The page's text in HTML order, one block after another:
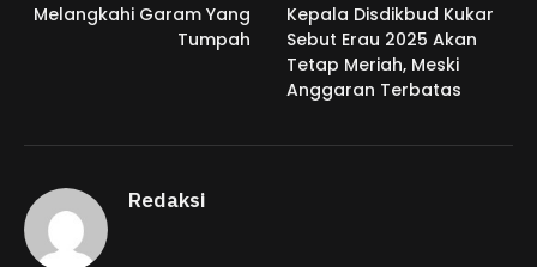
Melangkahi Garam Yang
Tumpah
Kepala Disdikbud Kukar
Sebut Erau 2025 Akan
Tetap Meriah, Meski
Anggaran Terbatas
Redaksi